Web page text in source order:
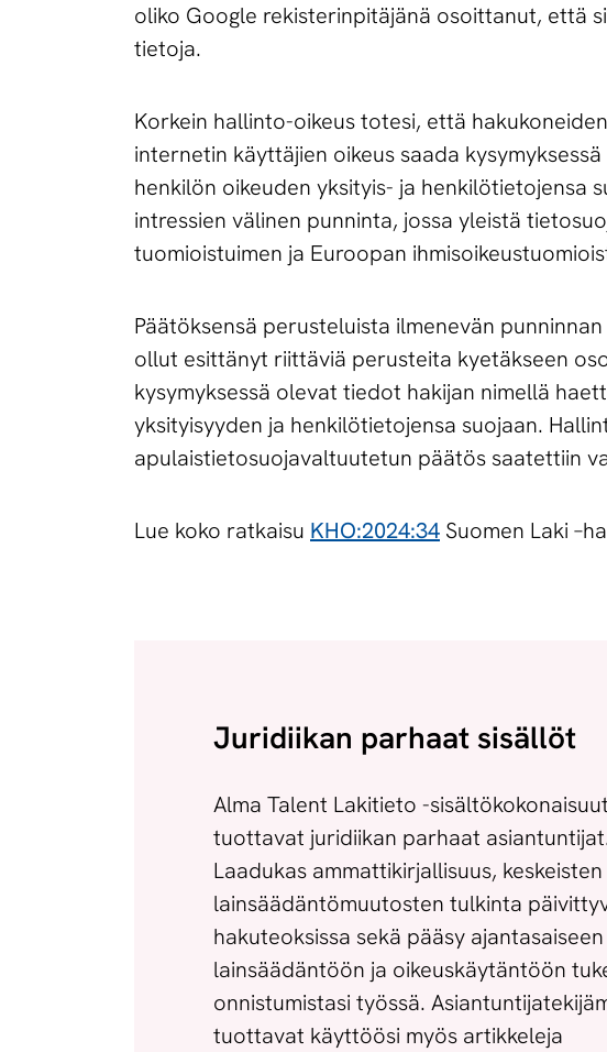
oliko Google rekisterinpitäjänä osoittanut, että
tietoja.
Korkein hallinto-oikeus totesi, että
internetin käyttäjien oikeus saada
henkilön oikeuden yksityis- ja henkilötietojensa
intressien välinen punninta, jossa yleistä
tuomioistuimen ja Euroopan
Päätöksensä perusteluista ilmenevän
ollut esittänyt riittäviä perusteita kyetäkseen
kysymyksessä olevat tiedot hakijan nimellä
yksityisyyden ja henkilötietojensa suojaan.
apulaistietosuojavaltuutetun päätös saatettiin
Lue koko ratkaisu KHO:2024:34 Suomen Laki
Juridiikan parhaat sisällöt
Alma Talent Lakitieto -
tuottavat juridiikan parhaat
Laadukas ammattikirjallisuus, keskeisten
lainsäädäntömuutosten tulkinta
hakuteoksissa sekä pääsy ajantasaiseen
lainsäädäntöön ja oikeuskäytäntöön
onnistumistasi työssä.
tuottavat käyttöösi myös artikkeleja